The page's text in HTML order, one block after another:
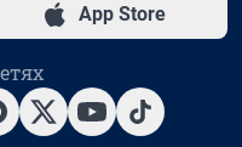
App Store